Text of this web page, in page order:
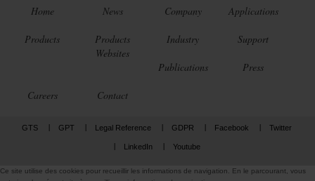
Home News Company Applications
Products
Products
Websites
Industry Support
Publications Press
Careers Contact
GTS GPT Legal Reference GDPR Facebook Twitter
LinkedIn Youtube
Ce site utilise des cookies pour recueillir les informations de navigation. En le parcourant, vous